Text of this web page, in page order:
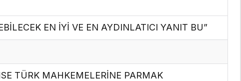
EN İYİ VE EN AYDINLATICI YANIT BU”
TÜRK MAHKEMELERİNE PARMAK